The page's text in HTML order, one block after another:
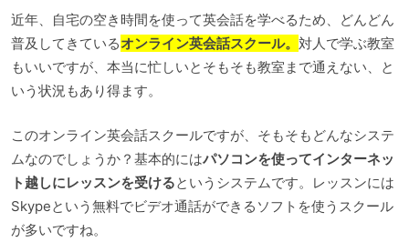
近年、自宅の空き時間を使って英会話を学べるため、どんどん
普及してきているオンライン英会話スクール。 対人で学ぶ教室
もいいですが、本当に忙しいとそもそも教室まで通えない、と
いう状況もあり得ます。
このオンライン英会話スクールですが、そもそもどんなシステ
ムなのでしょうか？基本的にはパソコンを使ってインターネッ
ト越しにレッスンを受けるというシステムです。レッスンには
Skypeという無料でビデオ通話ができるソフトを使うスクール
が多いですね。